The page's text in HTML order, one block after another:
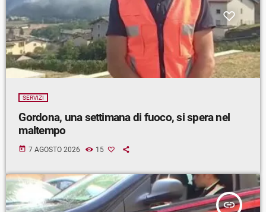
SERVIZI
Gordona, una settimana di fuoco, si spera nel
maltempo
today 7 AGOSTO 2026 15
insert_link